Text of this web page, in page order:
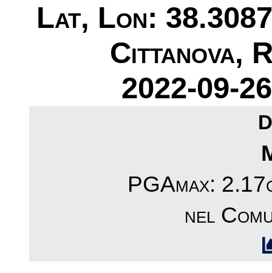
Lat, Lon:
Cittanova,
2022-09-
PGAmax:
nel